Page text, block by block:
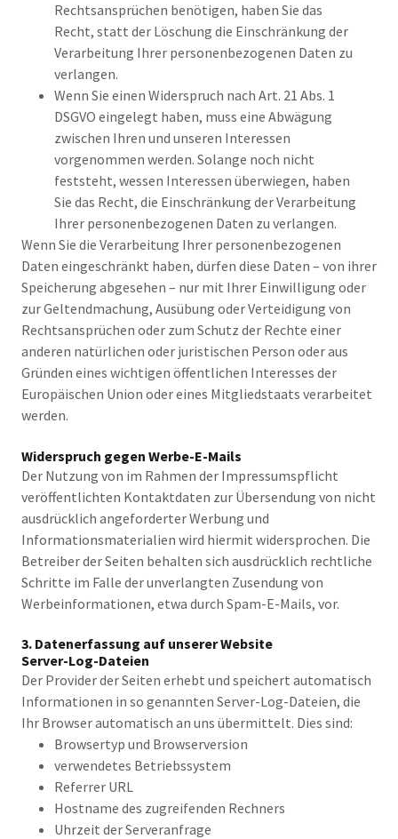
Rechtsansprüchen benötigen, haben Sie das
Recht, statt der Löschung die Einschränkung der
Verarbeitung Ihrer personenbezogenen Daten zu
verlangen.
Wenn Sie einen Widerspruch nach Art. 21 Abs. 1
DSGVO eingelegt haben, muss eine Abwägung
zwischen Ihren und unseren Interessen
vorgenommen werden. Solange noch nicht
feststeht, wessen Interessen überwiegen, haben
Sie das Recht, die Einschränkung der Verarbeitung
Ihrer personenbezogenen Daten zu verlangen.
Wenn Sie die Verarbeitung Ihrer personenbezogenen
Daten eingeschränkt haben, dürfen diese Daten – von ihrer
Speicherung abgesehen – nur mit Ihrer Einwilligung oder
zur Geltendmachung, Ausübung oder Verteidigung von
Rechtsansprüchen oder zum Schutz der Rechte einer
anderen natürlichen oder juristischen Person oder aus
Gründen eines wichtigen öffentlichen Interesses der
Europäischen Union oder eines Mitgliedstaats verarbeitet
werden.
Widerspruch gegen Werbe-E-Mails
Der Nutzung von im Rahmen der Impressumspflicht
veröffentlichten Kontaktdaten zur Übersendung von nicht
ausdrücklich angeforderter Werbung und
Informationsmaterialien wird hiermit widersprochen. Die
Betreiber der Seiten behalten sich ausdrücklich rechtliche
Schritte im Falle der unverlangten Zusendung von
Werbeinformationen, etwa durch Spam-E-Mails, vor.
3. Datenerfassung auf unserer Website
Server-Log-Dateien
Der Provider der Seiten erhebt und speichert automatisch
Informationen in so genannten Server-Log-Dateien, die
Ihr Browser automatisch an uns übermittelt. Dies sind:
Browsertyp und Browserversion
verwendetes Betriebssystem
Referrer URL
Hostname des zugreifenden Rechners
Uhrzeit der Serveranfrage